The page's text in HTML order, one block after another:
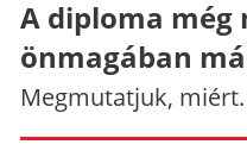
A diploma még
önmagában
Megmutatjuk, miért.